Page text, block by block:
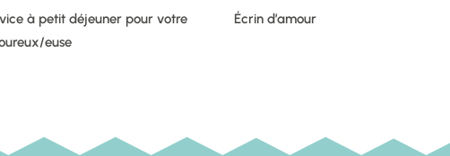
à petit déjeuner pour votre
euse
Écrin d’amour